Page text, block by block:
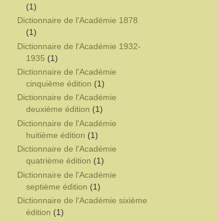
(1)
Dictionnaire de l'Académie 1878
(1)
Dictionnaire de l'Académie 1932-
1935 (1)
Dictionnaire de l'Académie
cinquième édition (1)
Dictionnaire de l'Académie
deuxième édition (1)
Dictionnaire de l'Académie
huitième édition (1)
Dictionnaire de l'Académie
quatrième édition (1)
Dictionnaire de l'Académie
septième édition (1)
Dictionnaire de l'Académie sixième
édition (1)